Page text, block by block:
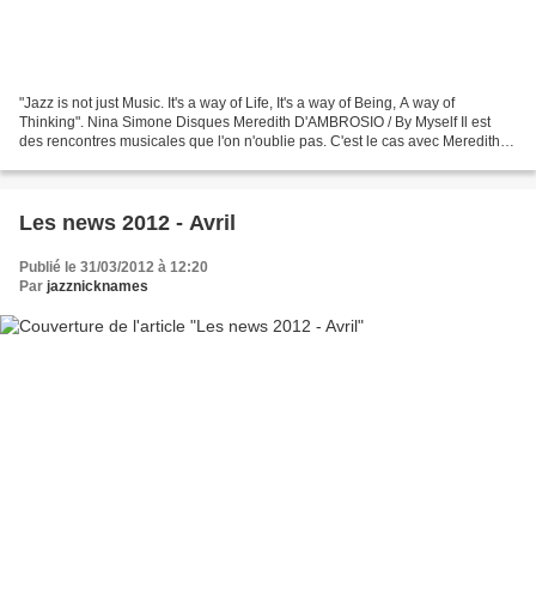
"Jazz is not just Music. It's a way of Life, It's a way of Being, A way of
Thinking". Nina Simone Disques Meredith D'AMBROSIO / By Myself Il est
des rencontres musicales que l'on n'oublie pas. C'est le cas avec Meredith
Les news 2012 - Avril
Publié le 31/03/2012 à 12:20
Par jazznicknames